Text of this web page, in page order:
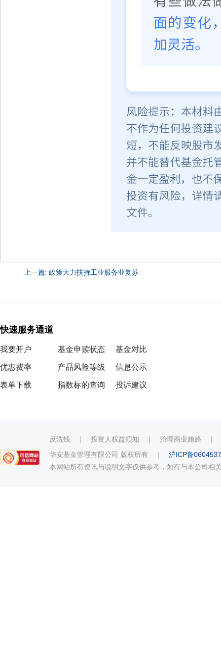
上一篇: 政策大力扶持工业服务业复苏
快速服务通道
我要开户
优惠费率
表单下载
基金申赎状态
产品风险等级
指数标的查询
基金对比
信息公示
投诉建议
反洗钱 ｜ 投资人权益须知 ｜ 治理商业贿赂
华安基金管理有限公司 版权所有 ｜ 沪ICP备
本网站所有资讯与说明文字仅供参考，如有与本公司相